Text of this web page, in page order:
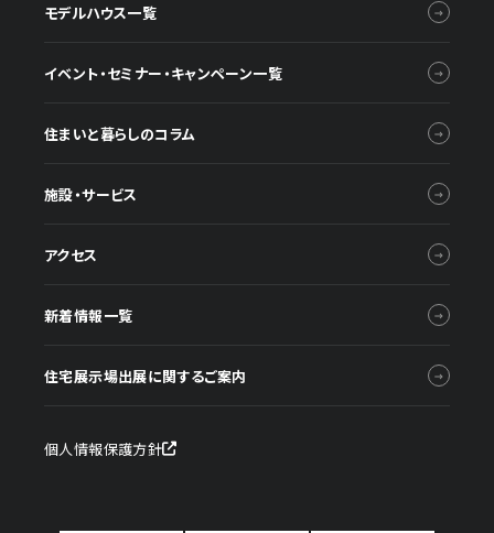
モデルハウス一覧
イベント・セミナー・キャンペーン一覧
住まいと暮らしのコラム
施設・サービス
アクセス
新着情報一覧
住宅展示場出展に関するご案内
個人情報保護方針